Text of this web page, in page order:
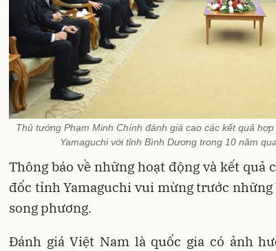
Thủ tướng Phạm Minh Chính đánh giá cao các kết quả
Yamaguchi với tỉnh Bình Dương trong 10 năm
Thông báo về những hoạt động và kết quả
đốc tỉnh Yamaguchi vui mừng trước
song phương.
Đánh giá Việt Nam là quốc gia có ảnh